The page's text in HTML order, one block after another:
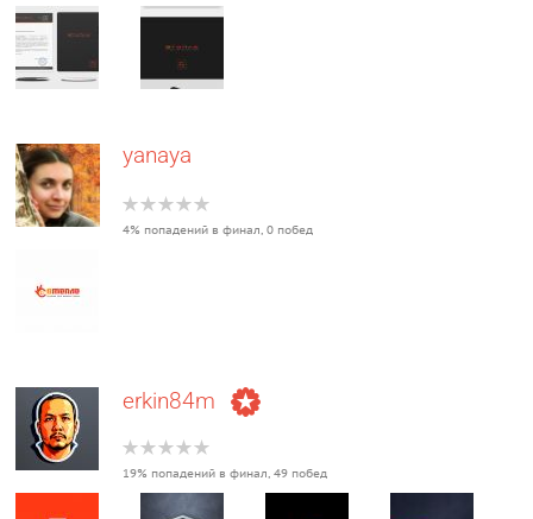
yanaya
4% попадений в финал, 0 побед
erkin84m
19% попадений в финал, 49 побед